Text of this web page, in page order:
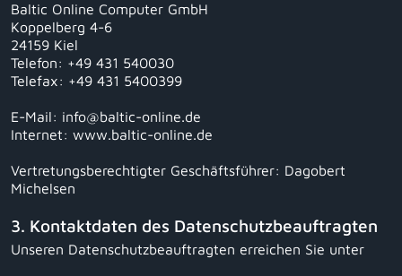
Baltic Online Computer GmbH
Koppelberg 4-6
24159 Kiel
Telefon: +49 431 540030
Telefax: +49 431 5400399
E-Mail: info@baltic-online.de
Internet: www.baltic-online.de
Vertretungsberechtigter Geschäftsführer: Dagobert
Michelsen
3. Kontaktdaten des Datenschutzbeauftragten
Unseren Datenschutzbeauftragten erreichen Sie unter